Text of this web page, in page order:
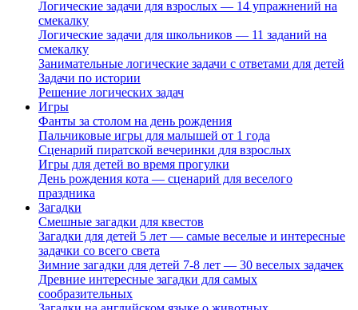
Логические задачи для взрослых — 14 упражнений на
смекалку
Логические задачи для школьников — 11 заданий на
смекалку
Занимательные логические задачи с ответами для детей
Задачи по истории
Решение логических задач
Игры
Фанты за столом на день рождения
Пальчиковые игры для малышей от 1 года
Сценарий пиратской вечеринки для взрослых
Игры для детей во время прогулки
День рождения кота — сценарий для веселого
праздника
Загадки
Смешные загадки для квестов
Загадки для детей 5 лет — самые веселые и интересные
задачки со всего света
Зимние загадки для детей 7-8 лет — 30 веселых задачек
Древние интересные загадки для самых
сообразительных